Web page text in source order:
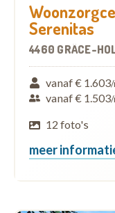
Serenitas
4460 GRÂCE-
vanaf € 1.603
vanaf € 1.503
12 foto's
meer